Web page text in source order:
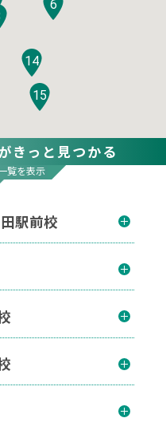
6
14
15
きっと見つかる
覧を表示
駅前校